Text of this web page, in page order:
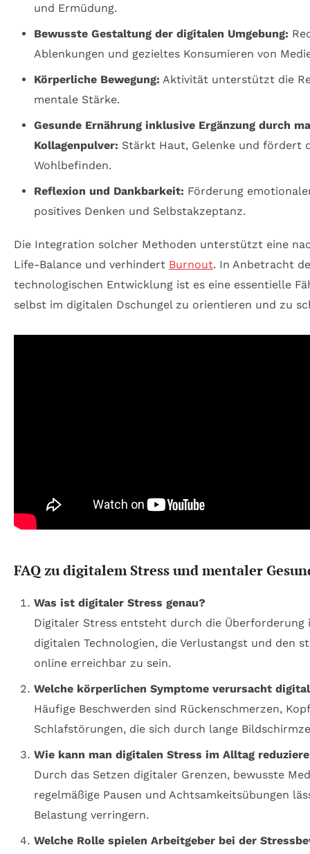
und Ermüdung.
Bewusste Gestaltung der digitalen Umgebung:
Ablenkungen und gezieltes Konsumieren von
Körperliche Bewegung: Aktivität unterstützt die
mentale Stärke.
Gesunde Ernährung inklusive Ergänzung durch
Kollagenpulver: Stärkt Haut, Gelenke und fördert
Wohlbefinden.
Reflexion und Dankbarkeit: Förderung
positives Denken und Selbstakzeptanz.
Die Integration solcher Methoden unterstützt eine
Life-Balance und verhindert Burnout. In Anbetracht
technologischen Entwicklung ist es eine essentielle
selbst im digitalen Dschungel zu orientieren und zu
FAQ zu digitalem Stress und mentaler
Was ist digitaler Stress genau?
Digitaler Stress entsteht durch die Überforderung
digitalen Technologien, die Verlustangst und den
online erreichbar zu sein.
Welche körperlichen Symptome verursacht
Häufige Beschwerden sind Rückenschmerzen,
Schlafstörungen, die sich durch lange
Wie kann man digitalen Stress im Alltag
Durch das Setzen digitaler Grenzen, bewusste
regelmäßige Pausen und Achtsamkeitsübungen
Belastung verringern.
Welche Rolle spielen Arbeitgeber bei der